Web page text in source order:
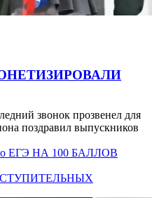
звонок прозвенел для
поздравил выпускников
о ЕГЭ НА 100 БАЛЛОВ